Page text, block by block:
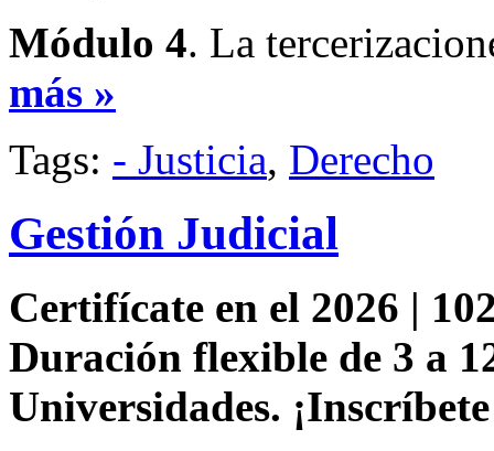
Módulo 4. La
más »
Tags: - Justicia, Derecho
Gestión Judicial
Certifícate en el 2026 |
Duración flexible de 3 a
Universidades.